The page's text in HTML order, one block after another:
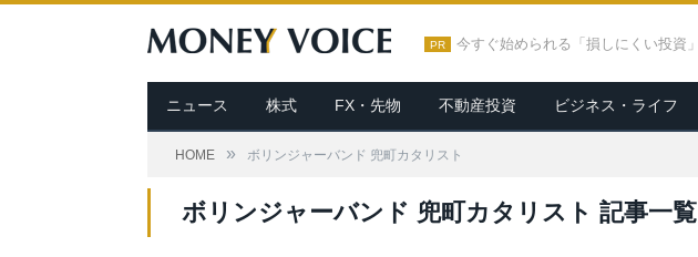
PR 今すぐ始められる「損しにくい投資」
ニュース 株式 FX・先物 不動産投資 ビジネス・ライフ
HOME » ボリンジャーバンド 兜町カタリスト
ボリンジャーバンド 兜町カタリスト 記事一覧